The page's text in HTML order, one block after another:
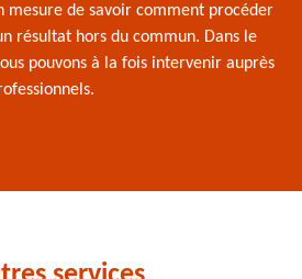
mesure de savoir comment procéder
résultat hors du commun. Dans le
pouvons à la fois intervenir auprès